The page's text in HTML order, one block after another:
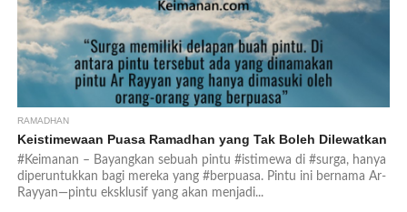
RAMADHAN
Keistimewaan Puasa Ramadhan yang Tak Boleh Dilewatkan
#Keimanan – Bayangkan sebuah pintu #istimewa di #surga, hanya
diperuntukkan bagi mereka yang #berpuasa. Pintu ini bernama Ar-
Rayyan—pintu eksklusif yang akan menjadi...